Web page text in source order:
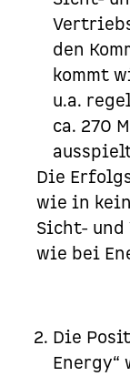
den
kommt
u.a.
ca. 270
Die
wie in
Sicht-
wie bei
Die